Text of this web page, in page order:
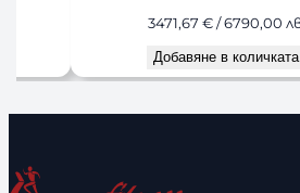
3471,67 €/ 6790,00
Добавяне в количката